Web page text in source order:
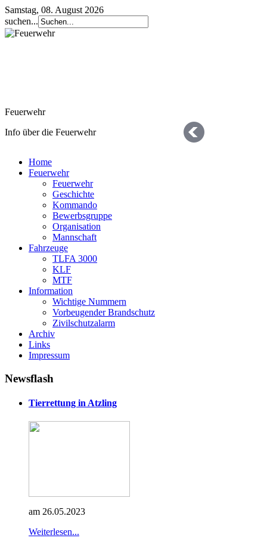
Samstag, 08. August 2026
suchen...
Feuerwehr
Info über die Feuerwehr
Geschichte
die letzten 125 Jahre
Home
Feuerwehr
Feuerwehr
Geschichte
Kommando
Bewerbsgruppe
Organisation
Mannschaft
Fahrzeuge
TLFA 3000
KLF
MTF
Information
Wichtige Nummern
Vorbeugender Brandschutz
Zivilschutzalarm
Archiv
Links
Impressum
Newsflash
Tierrettung in Atzling
am 26.05.2023
Weiterlesen...